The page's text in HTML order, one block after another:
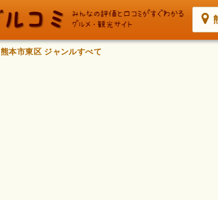
熊本市東区 ジャンルすべて